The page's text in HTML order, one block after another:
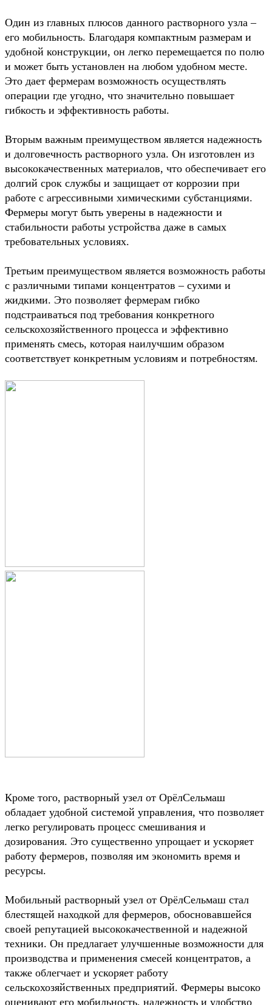
Один из главных плюсов данного растворного узла –
его мобильность. Благодаря компактным размерам и
удобной конструкции, он легко перемещается по полю
и может быть установлен на любом удобном месте.
Это дает фермерам возможность осуществлять
операции где угодно, что значительно повышает
гибкость и эффективность работы.
Вторым важным преимуществом является надежность
и долговечность растворного узла. Он изготовлен из
высококачественных материалов, что обеспечивает его
долгий срок службы и защищает от коррозии при
работе с агрессивными химическими субстанциями.
Фермеры могут быть уверены в надежности и
стабильности работы устройства даже в самых
требовательных условиях.
Третьим преимуществом является возможность работы
с различными типами концентратов – сухими и
жидкими. Это позволяет фермерам гибко
подстраиваться под требования конкретного
сельскохозяйственного процесса и эффективно
применять смесь, которая наилучшим образом
соответствует конкретным условиям и потребностям.
Кроме того, растворный узел от ОрёлСельмаш
обладает удобной системой управления, что позволяет
легко регулировать процесс смешивания и
дозирования. Это существенно упрощает и ускоряет
работу фермеров, позволяя им экономить время и
ресурсы.
Мобильный растворный узел от ОрёлСельмаш стал
блестящей находкой для фермеров, обосновавшейся
своей репутацией высококачественной и надежной
техники. Он предлагает улучшенные возможности для
производства и применения смесей концентратов, а
также облегчает и ускоряет работу
сельскохозяйственных предприятий. Фермеры высоко
оценивают его мобильность, надежность и удобство